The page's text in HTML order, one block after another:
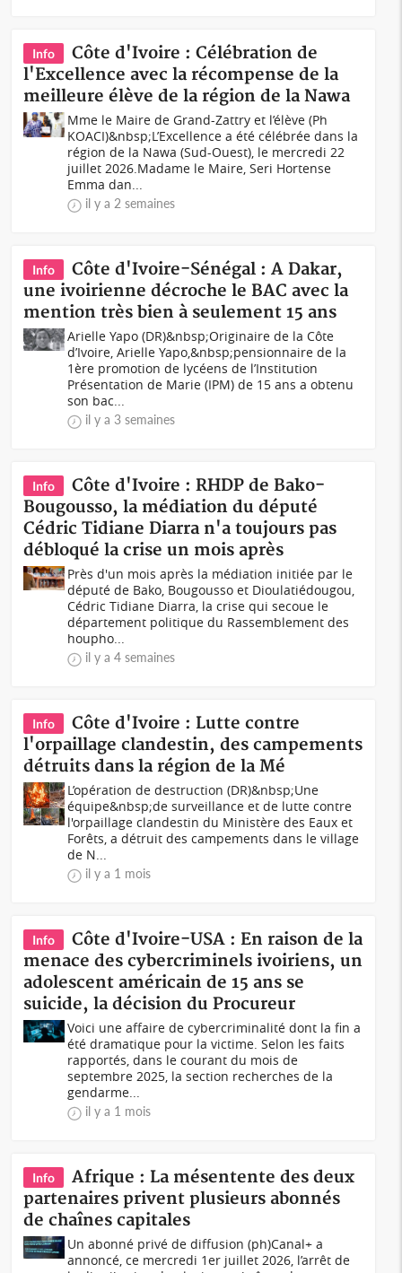
Info
Côte d'Ivoire : Célébration de
l'Excellence avec la récompense de la
meilleure élève de la région de la Nawa
Mme le Maire de Grand-Zattry et l’élève (Ph
KOACI)&nbsp;L’Excellence a été célébrée dans la
région de la Nawa (Sud-Ouest), le mercredi 22
juillet 2026.Madame le Maire, Seri Hortense
Emma dan...
il y a 2 semaines
Info
Côte d'Ivoire-Sénégal : A Dakar,
une ivoirienne décroche le BAC avec la
mention très bien à seulement 15 ans
Arielle Yapo (DR)&nbsp;Originaire de la Côte
d’Ivoire, Arielle Yapo,&nbsp;pensionnaire de la
1ère promotion de lycéens de l’Institution
Présentation de Marie (IPM) de 15 ans a obtenu
son bac...
il y a 3 semaines
Info
Côte d'Ivoire : RHDP de Bako-
Bougousso, la médiation du député
Cédric Tidiane Diarra n'a toujours pas
débloqué la crise un mois après
Près d'un mois après la médiation initiée par le
député de Bako, Bougousso et Dioulatiédougou,
Cédric Tidiane Diarra, la crise qui secoue le
département politique du Rassemblement des
houpho...
il y a 4 semaines
Info
Côte d'Ivoire : Lutte contre
l'orpaillage clandestin, des campements
détruits dans la région de la Mé
L’opération de destruction (DR)&nbsp;Une
équipe&nbsp;de surveillance et de lutte contre
l'orpaillage clandestin du Ministère des Eaux et
Forêts, a détruit des campements dans le village
de N...
il y a 1 mois
Info
Côte d'Ivoire-USA : En raison de la
menace des cybercriminels ivoiriens, un
adolescent américain de 15 ans se
suicide, la décision du Procureur
Voici une affaire de cybercriminalité dont la fin a
été dramatique pour la victime. Selon les faits
rapportés, dans le courant du mois de
septembre 2025, la section recherches de la
gendarme...
il y a 1 mois
Info
Afrique : La mésentente des deux
partenaires privent plusieurs abonnés
de chaînes capitales
Un abonné privé de diffusion (ph)Canal+ a
annoncé, ce mercredi 1er juillet 2026, l’arrêt de